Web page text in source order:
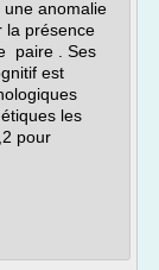
anomalie
la présence
paire . Ses
est
les
pour